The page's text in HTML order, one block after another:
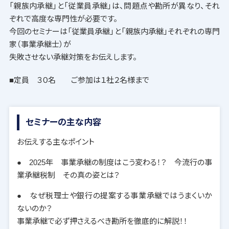
「親族内承継」と「従業員承継」は、問題点や勘所が異なり、それ
ぞれで高度な専門性が必要です。
今回のセミナーは「従業員承継」と「親族内承継」それぞれの専門
家（事業承継士）が
失敗させない承継対策をお伝えします。
■定員 ３０名 ご参加は１社２名様まで
セミナーの主な内容
お伝えする主なポイント
● 2025年 事業承継の制度はこう変わる！？ 今流行の事
業承継税制 その真の姿とは？
● なぜ税理士や銀行の提案する事業承継ではうまくいか
ないのか？
事業承継で必ず押さえるべき勘所を徹底的に解説！！